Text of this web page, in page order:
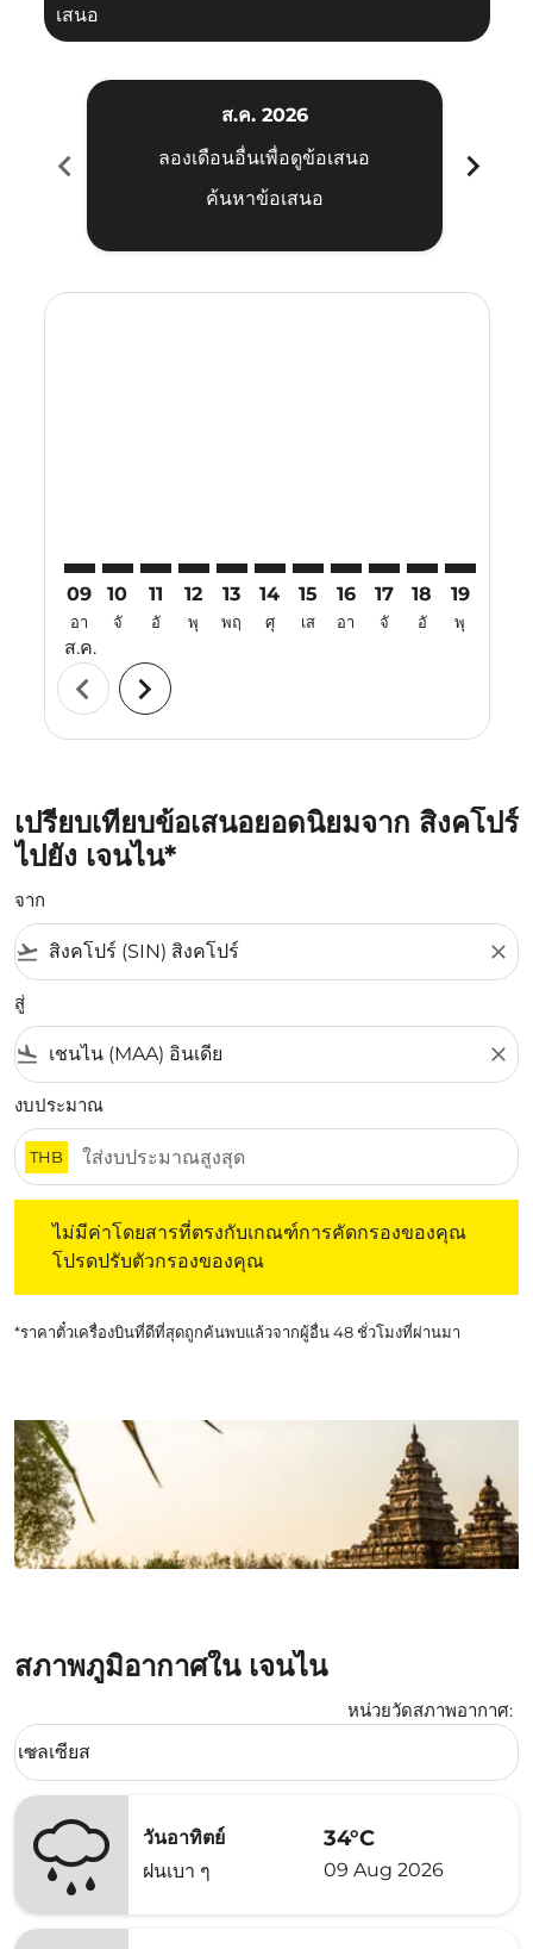
เสนอ
chevron_left
ส.ค. 2026
ลองเดือนอื่นเพื่อดูข้อเสนอ
ค้นหาข้อเสนอ
chevron_right
09
อา
ส.ค.
10
จั
11
อั
12
พุ
13
พฤ
14
ศุ
15
เส
16
อา
17
จั
18
อั
19
พุ
chevron_left chevron_right
เปรียบเทียบข้อเสนอยอดนิยมจาก สิงคโปร์
ไปยัง เจนไน*
จาก
flight_takeoff close
สู่
flight_land close
งบประมาณ
THB
ไม่มีค่าโดยสารที่ตรงกับเกณฑ์การคัดกรองของคุณ
โปรดปรับตัวกรองของคุณ
*ราคาตั๋วเครื่องบินที่ดีที่สุดถูกค้นพบแล้วจากผู้อื่น 48 ชั่วโมงที่ผ่านมา
สภาพภูมิอากาศใน เจนไน
หน่วยวัดสภาพอากาศ:
Weather unit option เซลเซียส Selected
เซลเซียส
keyboard_arrow_down
วันอาทิตย์
ฝนเบา ๆ
34°C
09 Aug 2026